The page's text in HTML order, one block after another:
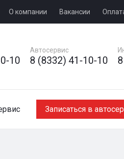
О компании Вакансии
10
Автосервис
8 (8332) 41-10-10
Записаться в